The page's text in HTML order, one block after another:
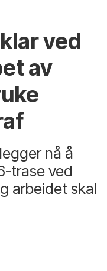
ved
av
nå å
trase ved
arbeidet skal